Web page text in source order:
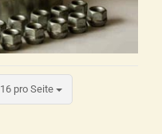
16 pro Seite